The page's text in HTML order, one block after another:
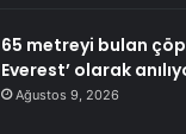
65 metreyi bulan çöp
Everest’ olarak
Ağustos 9, 2026